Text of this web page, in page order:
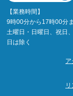
【業務時間】
9時00分から17時00分
土曜日・日曜日、祝日
日は除く
ア